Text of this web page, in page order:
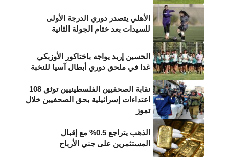
الأهلي يتصدر دوري الدرجة الأولى
للسيدات بعد ختام الجولة الثانية
الحسين إربد يواجه باختاكور الأوزبكي
غدا في ملحق دوري أبطال آسيا للنخبة
نقابة الصحفيين الفلسطينيين توثق 108
اعتداءات إسرائيلية بحق الصحفيين خلال
تموز
الذهب يتراجع 0.5% مع إقبال
المستثمرين على جني الأرباح